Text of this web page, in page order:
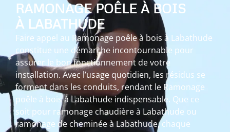
RAMONAGE POÊLE À BOIS
À LABATHUDE
Faire appel au Ramonage poêle à bois à Labathude
constitue une démarche incontournable pour
assurer le bon fonctionnement de votre
installation. Avec l’usage quotidien, les résidus se
forment dans les conduits, rendant le Ramonage
poêle à bois à Labathude indispensable. Que ce
soit pour ramonage chaudière à Labathude ou
ramonage de cheminée à Labathude, chaque